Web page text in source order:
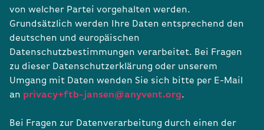
von welcher Partei vorgehalten werden.
Grundsätzlich werden Ihre Daten entsprechend den
deutschen und europäischen
Datenschutzbestimmungen verarbeitet. Bei Fragen
zu dieser Datenschutzerklärung oder unserem
Umgang mit Daten wenden Sie sich bitte per E-Mail
an privacy+ftb-jansen@anyvent.org.
Bei Fragen zur Datenverarbeitung durch einen der